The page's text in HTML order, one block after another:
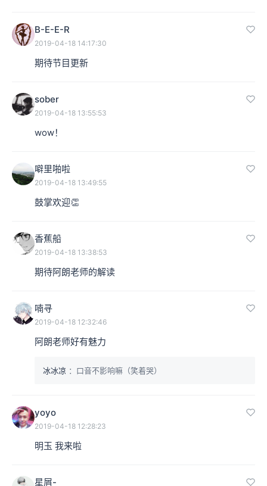
B-E-E-R
2019-04-18 14:17:30
期待节目更新
sober
2019-04-18 13:55:53
wow！
噼里啪啦
2019-04-18 13:49:55
鼓掌欢迎👏
香蕉船
2019-04-18 13:38:53
期待阿朗老师的解读
喃寻
2019-04-18 12:32:46
阿朗老师好有魅力
冰冰凉 ：口音不影响嘛（笑着哭）
yoyo
2019-04-18 12:28:23
明玉 我来啦
星屑-